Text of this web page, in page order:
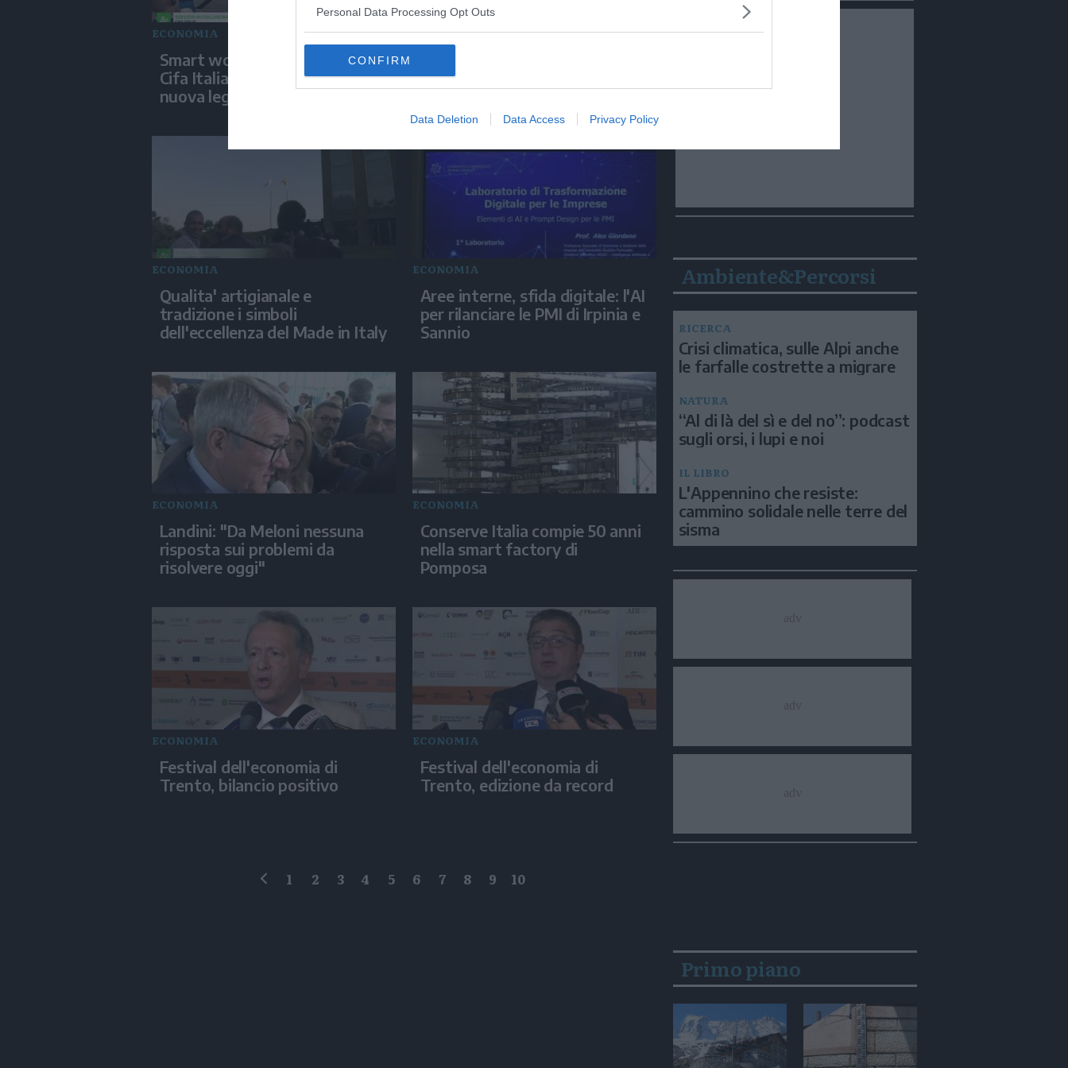
Personal Data Processing Opt Outs
CONFIRM
Data Deletion Data Access Privacy Policy
ECONOMIA
Smart working in sicurezza,
Cifa Italia mette al centro la
nuova legge annuale sulle pmi
ECONOMIA
shock energetici frenano
ECONOMIA
Qualita' artigianale e
tradizione i simboli
dell'eccellenza del Made in Italy
ECONOMIA
Aree interne, sfida digitale: l'AI
per rilanciare le PMI di Irpinia e
Sannio
ECONOMIA
Landini: "Da Meloni nessuna
risposta sui problemi da
risolvere oggi"
ECONOMIA
Conserve Italia compie 50 anni
nella smart factory di
Pomposa
ECONOMIA
Festival dell'economia di
Trento, bilancio positivo
ECONOMIA
Festival dell'economia di
Trento, edizione da record
1 2 3 4 5 6 7 8 9 10
Ambiente&Percorsi
RICERCA
Crisi climatica, sulle Alpi anche
le farfalle costrette a migrare
NATURA
“Al di là del sì e del no”: podcast
sugli orsi, i lupi e noi
IL LIBRO
L'Appennino che resiste:
cammino solidale nelle terre del
sisma
Primo piano